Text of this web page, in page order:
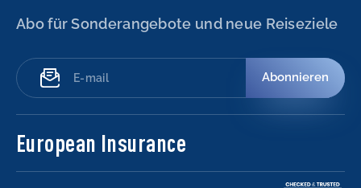
Abo für Sonderangebote und neue Reiseziele
Abonnieren
European Insurance